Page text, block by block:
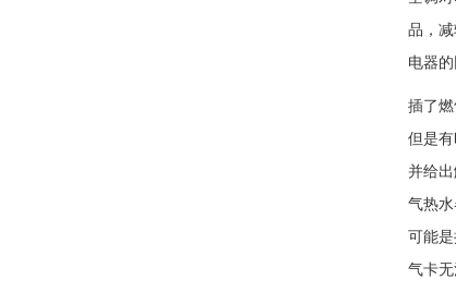
品，
电器
插了
但是
并给
气热
可能
气卡